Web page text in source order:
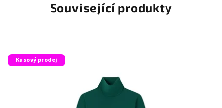
Související produkty
Kusový prodej